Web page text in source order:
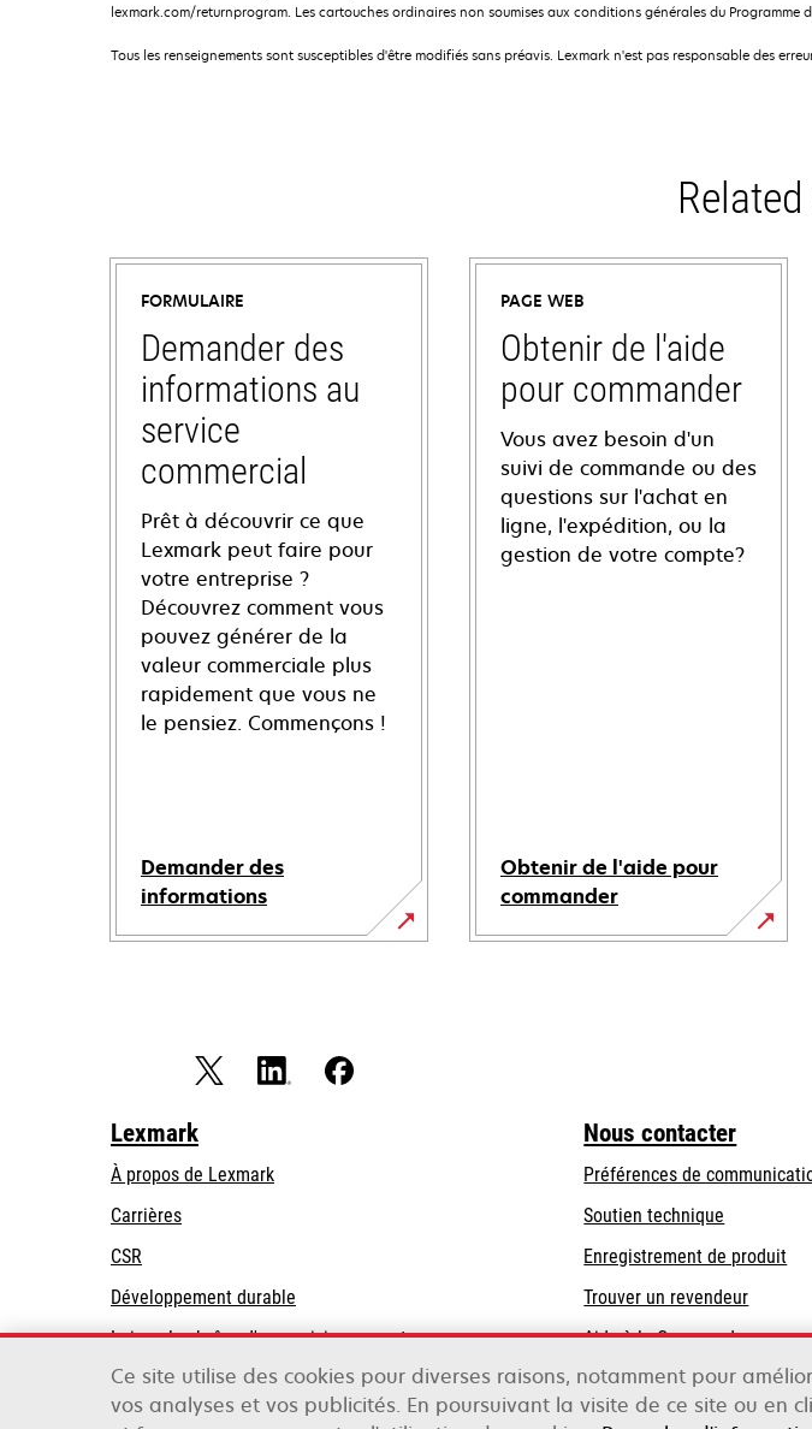
lexmark.com/returnprogram. Les cartouches ordinaires non soumises aux conditions générales du
Tous les renseignements sont susceptibles d'être modifiés sans préavis. Lexmark n'est pas responsable des
FORMULAIRE
Demander des
informations au
service
commercial
Prêt à découvrir ce que
Lexmark peut faire pour
votre entreprise ?
Découvrez comment vous
pouvez générer de la
valeur commerciale plus
rapidement que vous ne
le pensiez. Commençons !
Demander des
informations
PAGE WEB
Obtenir de l'aide
pour commander
Vous avez besoin d'un
suivi de commande ou des
questions sur l'achat en
ligne, l'expédition, ou la
gestion de votre compte?
Obtenir de l'aide pour
commander
Lexmark
À propos de Lexmark
Carrières
CSR
Développement durable
Loi sur la chaîne d'approvisionnement
Partenaires Lexmark
Nous contacter
Préférences de
s’ouvre
dans
un
nouvel
onglet
Soutien technique
un
nouvel
onglet
Enregistrement de produit
Trouver un revendeur
Aide à la Commande
Ce site utilise des cookies pour diverses raisons, notamment pour
vos analyses et vos publicités. En poursuivant la visite de ce site ou en